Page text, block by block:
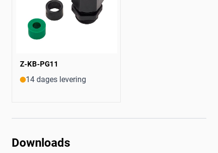
Z-KB-PG11
14 dages levering
Downloads